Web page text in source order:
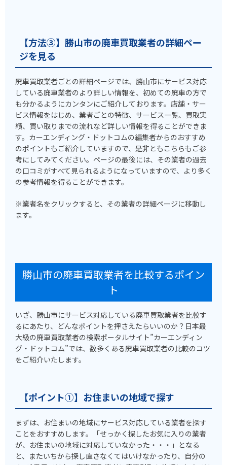
【方法③】勝山市の廃車買取業者の詳細ペー
ジを見る
廃車買取業者ごとの詳細ページでは、勝山市にサービス対応
している廃車業者のより詳しい情報を、初めての廃車の方で
も分かるようにカンタンにご紹介しております。店舗・サー
ビス情報をはじめ、業者ごとの特徴、サービス一覧、買取実
績、買い取りまでの流れなど詳しい情報を得ることができま
す。カーエンディング・ドットコムの編集者からのおすすめ
のポイントもご紹介していますので、是非ともこちらもご参
考にしてみてください。ページの最後には、その業者の過去
の口コミがすべて見られるようになっていますので、より多く
の参考情報を得ることができます。
※業者名をクリックすると、その業者の詳細ページに移動し
ます。
勝山市の廃車買取業者を比較するポイン
ト
いざ、勝山市にサービス対応している廃車買取業者を比較す
るにあたり、どんなポイントを押さえたらいいのか？日本最
大級の廃車買取業者の検索ポータルサイト”カーエンディン
グ・ドットコム”では、数多くある廃車買取業者の比較のコツ
をご紹介いたします。
【ポイント①】お住まいの地域で探す
まずは、お住まいの地域にサービス対応している業者を探す
ことをおすすめします。「せっかく探したお気に入りの業者
が、お住まいの地域に対応していなかった・・・」となる
と、またいちから探し直さなくてはいけなかったり、自分の